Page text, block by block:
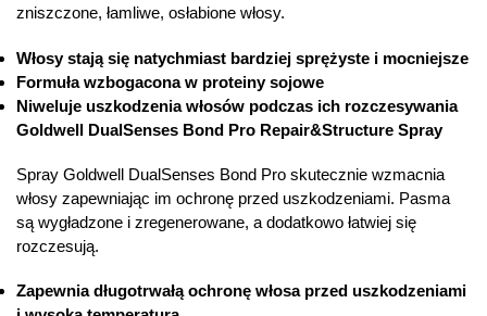
zniszczone, łamliwe, osłabione włosy.
Włosy stają się natychmiast bardziej sprężyste i mocniejsze
Formuła wzbogacona w proteiny sojowe
Niweluje uszkodzenia włosów podczas ich rozczesywania
Goldwell DualSenses Bond Pro Repair&Structure Spray
Spray Goldwell DualSenses Bond Pro skutecznie wzmacnia
włosy zapewniając im ochronę przed uszkodzeniami. Pasma
są wygładzone i zregenerowane, a dodatkowo łatwiej się
rozczesują.
Zapewnia długotrwałą ochronę włosa przed uszkodzeniami